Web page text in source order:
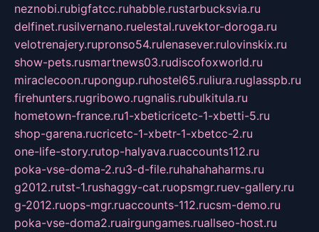
neznobi.rubigfatcc.ruhabble.rustarbucksvia.ru
delfinet.rusilvernano.ruelestal.ruvektor-doroga.ru
velotrenajery.rupronso54.rulenasever.rulovinskix.ru
show-pets.rusmartnews03.rudiscofoxworld.ru
miraclecoon.rupongup.ruhostel65.ruliura.ruglasspb.ru
firehunters.rugribowo.rugnalis.rubulkitula.ru
hometown-france.ru1-xbeticricetc-1-xbetti-5.ru
shop-garena.rucricetc-1-xbetr-1-xbetcc-2.ru
one-life-story.rutop-halyava.ruaccounts112.ru
poka-vse-doma-2.ru3-d-file.ruhahahaharms.ru
g2012.rutst-1.rushaggy-cat.ruopsmgr.ruev-gallery.ru
g-2012.ruops-mgr.ruaccounts-112.rucsm-demo.ru
poka-vse-doma2.ruairgungames.ruallseo-host.ru